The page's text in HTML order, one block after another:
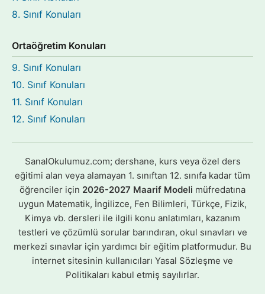
8. Sınıf Konuları
Ortaöğretim Konuları
9. Sınıf Konuları
10. Sınıf Konuları
11. Sınıf Konuları
12. Sınıf Konuları
SanalOkulumuz.com; dershane, kurs veya özel ders
eğitimi alan veya alamayan 1. sınıftan 12. sınıfa kadar tüm
öğrenciler için 2026-2027 Maarif Modeli müfredatına
uygun Matematik, İngilizce, Fen Bilimleri, Türkçe, Fizik,
Kimya vb. dersleri ile ilgili konu anlatımları, kazanım
testleri ve çözümlü sorular barındıran, okul sınavları ve
merkezi sınavlar için yardımcı bir eğitim platformudur. Bu
internet sitesinin kullanıcıları Yasal Sözleşme ve
Politikaları kabul etmiş sayılırlar.